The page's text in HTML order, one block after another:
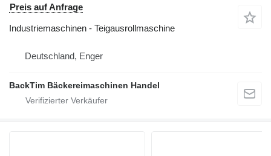
Preis auf Anfrage
Industriemaschinen - Teigausrollmaschine
Deutschland, Enger
BackTim Bäckereimaschinen Handel